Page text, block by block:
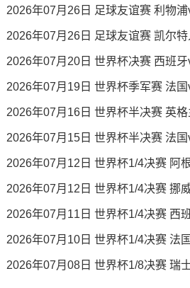
2026年07月26日 足球友谊赛 利物
2026年07月26日 足球友谊赛 凯尔
2026年07月20日 世界杯决赛 西班
2026年07月19日 世界杯季军赛 法
2026年07月16日 世界杯半决赛 英
2026年07月15日 世界杯半决赛 法
2026年07月12日 世界杯1/4决赛 阿
2026年07月12日 世界杯1/4决赛 挪
2026年07月11日 世界杯1/4决赛 西
2026年07月10日 世界杯1/4决赛 法
2026年07月08日 世界杯1/8决赛 瑞